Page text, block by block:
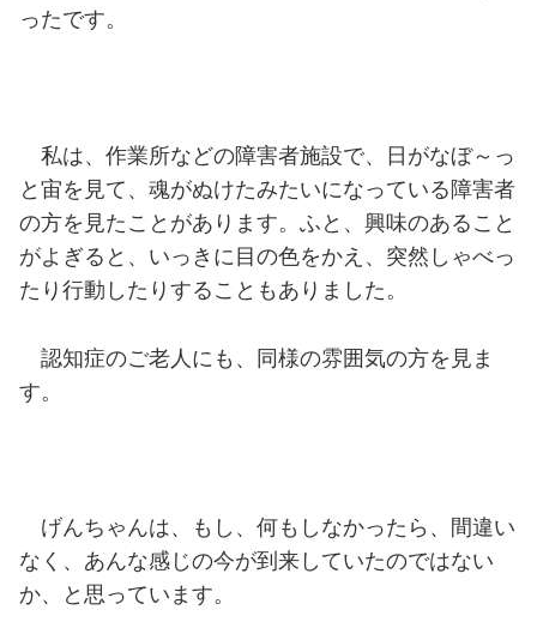
ったです。
私は、作業所などの障害者施設で、日がなぼ～っ
と宙を見て、魂がぬけたみたいになっている障害者
の方を見たことがあります。ふと、興味のあること
がよぎると、いっきに目の色をかえ、突然しゃべっ
たり行動したりすることもありました。
認知症のご老人にも、同様の雰囲気の方を見ま
す。
げんちゃんは、もし、何もしなかったら、間違い
なく、あんな感じの今が到来していたのではない
か、と思っています。